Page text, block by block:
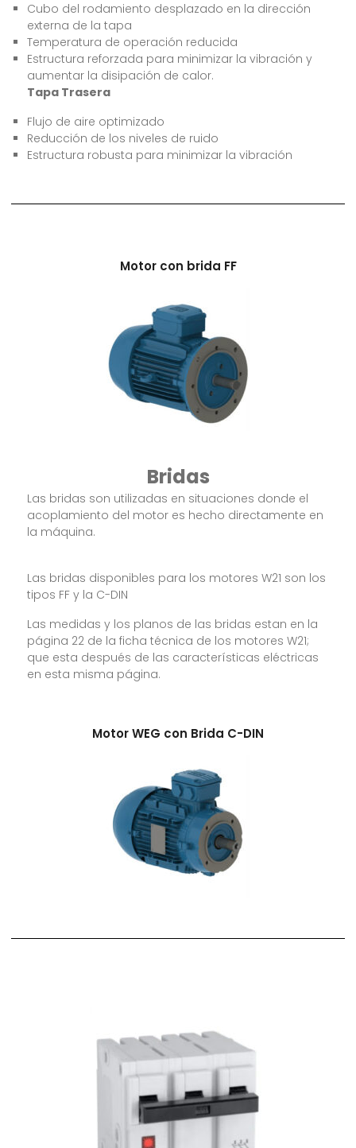
Cubo del rodamiento desplazado en la dirección
externa de la tapa
Temperatura de operación reducida
Estructura reforzada para minimizar la vibración y
aumentar la disipación de calor.
Tapa Trasera
Flujo de aire optimizado
Reducción de los niveles de ruido
Estructura robusta para minimizar la vibración
Motor con brida FF
Bridas
Las bridas son utilizadas en situaciones donde el
acoplamiento del motor es hecho directamente en
la máquina.
Las bridas disponibles para los motores W21 son los
tipos FF y la C-DIN
Las medidas y los planos de las bridas estan en la
página 22 de la ficha técnica de los motores W21;
que esta después de las características eléctricas
en esta misma página.
Motor WEG con Brida C-DIN